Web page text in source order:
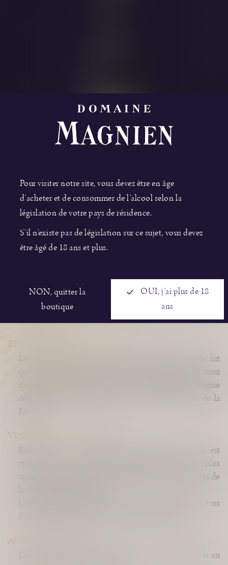
Pour visiter notre site, vous devez être en âge
d’acheter et de consommer de l’alcool selon la
législation de votre pays de résidence.
S’il n’existe pas de législation sur ce sujet, vous devez
être âgé de 18 ans et plus.
NON, quitter la
boutique
OUI, j’ai plus de 18
ans
DESCRIPTION DE L’APPELLATION
Le Clos de la Roche est le plus étendu des grands crus de
Gevrey-Chambertin. Au XIXe siècle la superficie du clos
était de 4ha. Il s’est agrandit grâce à la mise en place des
A.O.C en 1936. Aujourd’hui sa superficie est de presque
17ha.
ÉTYMOLOGIE
Le nom de Clos de la Roche vient probablement du fait
que les vignes sont ici sur la roche. L’hypothèse est aussi
que le nom viendrait d’une roche sacrificielle, d’origine
celtique, qui se serait trouvée au-dessous du Clos de la
Roche.
VINIFICATION & ÉLEVAGE
Biodynamie… A chaque étape, tout notre travail est
rythmé par la révolution synodique de la lune… Nos
vignes sont conduite selon les principes philosophiques de
Un élevage entre terre cuite et bois permet à nos vins
d’exprimer pleinement l’authenticité de leur climat.
ACCORD METS & VINS
Ce Clos de la Roche s’accordera très bien avec un gibier en